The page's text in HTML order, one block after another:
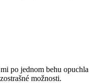
po jednom behu opuchla
možnosti.